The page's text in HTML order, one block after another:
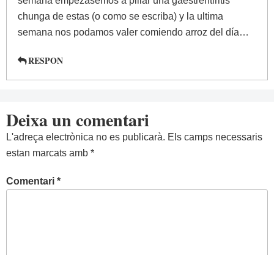
chunga de estas (o como se escriba) y la ultima
semana nos podamos valer comiendo arroz del día…
RESPON
Deixa un comentari
L'adreça electrònica no es publicarà. Els camps necessaris
estan marcats amb *
Comentari *